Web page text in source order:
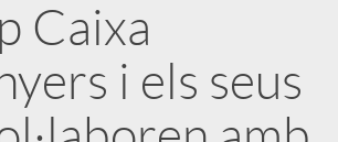
Caixa
i els seus